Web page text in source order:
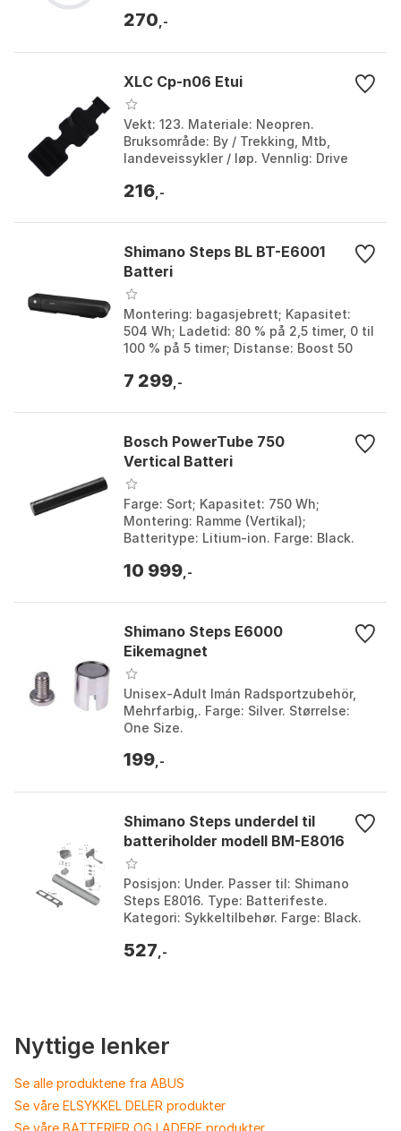
270 ,-
XLC Cp-n06 Etui
Vekt: 123. Materiale: Neopren.
Bruksområde: By / Trekking, Mtb,
landeveissykler / løp. Vennlig: Drive
One Size.
216 ,-
Shimano Steps BL BT-E6001
Batteri
Montering: bagasjebrett; Kapasitet:
504 Wh; Ladetid: 80 % på 2,5 timer, 0 til
100 % på 5 timer; Distanse: Boost 50
Black. St...
7 299 ,-
Bosch PowerTube 750
Vertical Batteri
Farge: Sort; Kapasitet: 750 Wh;
Montering: Ramme (Vertikal);
Batteritype: Litium-ion. Farge: Black.
10 999 ,-
Shimano Steps E6000
Eikemagnet
Unisex-Adult Imán Radsportzubehör,
Mehrfarbig,. Farge: Silver. Størrelse:
One Size.
199 ,-
Shimano Steps underdel til
batteriholder modell BM-E8016
Posisjon: Under. Passer til: Shimano
Steps E8016. Type: Batterifeste.
Kategori: Sykkeltilbehør. Farge: Black.
527 ,-
Nyttige lenker
Se alle produktene fra ABUS
Se våre ELSYKKEL DELER produkter
Se våre BATTERIER OG LADERE produkter